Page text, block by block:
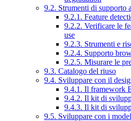
9.2. Strumenti di supporto
9.2.1. Feature
9.2.2. Verificare le
use
9.2.3. Strumenti e
9.2.4. Supporto
9.2.5. Misurare le
9.3. Catalogo del riuso
9.4. Sviluppare con il
9.4.1. Il framework
9.4.2. Il kit di
9.4.3. Il kit di
9.5. Sviluppare con i